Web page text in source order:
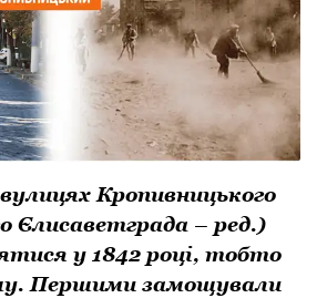
Кропивницького
Єлисаветграда – ред.)
у 1842 році, тобто
Першими замощували